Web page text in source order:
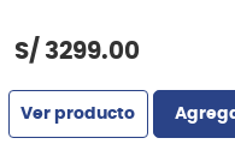
S/ 3299.00
Ver producto